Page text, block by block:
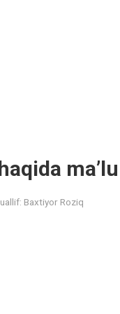
Baxtiyor Roziq